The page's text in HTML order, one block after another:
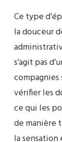
Ce type
la douceur
s’agit pas
vérifier les
ce qui les
de manière
la